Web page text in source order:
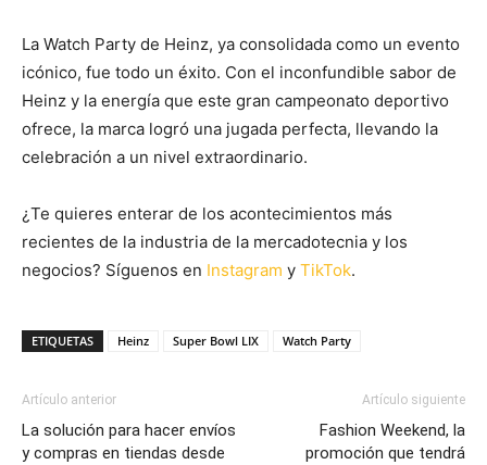
La Watch Party de Heinz, ya consolidada como un evento
icónico, fue todo un éxito. Con el inconfundible sabor de
Heinz y la energía que este gran campeonato deportivo
ofrece, la marca logró una jugada perfecta, llevando la
celebración a un nivel extraordinario.
¿Te quieres enterar de los acontecimientos más
recientes de la industria de la mercadotecnia y los
negocios? Síguenos en Instagram y TikTok.
ETIQUETAS Heinz Super Bowl LIX Watch Party
Artículo anterior
La solución para hacer envíos
y compras en tiendas desde
Artículo siguiente
Fashion Weekend, la
promoción que tendrá